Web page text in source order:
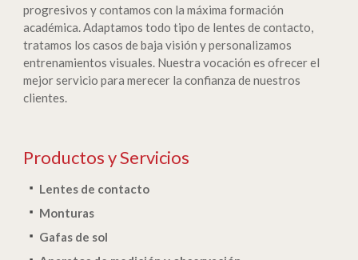
progresivos y contamos con la máxima formación
académica. Adaptamos todo tipo de lentes de contacto,
tratamos los casos de baja visión y personalizamos
entrenamientos visuales. Nuestra vocación es ofrecer el
mejor servicio para merecer la confianza de nuestros
clientes.
Productos y Servicios
Lentes de contacto
Monturas
Gafas de sol